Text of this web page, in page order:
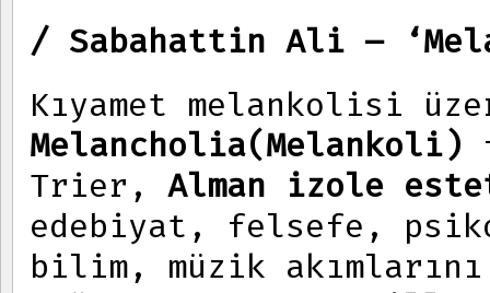
/ Sabahattin Ali –
Kıyamet melankolisi
Melancholia(Melankoli)
Trier, Alman izole
edebiyat, felsefe,
bilim, müzik